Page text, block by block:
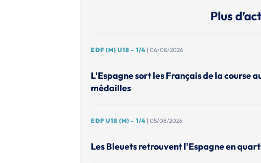
Plus
EDF (M) U18 - 1/4 | 06/08/2026
L'Espagne sort les Français de la course
médailles
EDF U18 (M) - 1/4 | 05/08/2026
Les Bleuets retrouvent l'Espagne en